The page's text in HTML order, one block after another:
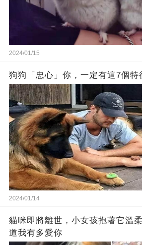
2024/01/15
狗狗「忠心」你，一定有這7個特
2024/01/14
貓咪即將離世，小女孩抱著它溫
道我有多愛你